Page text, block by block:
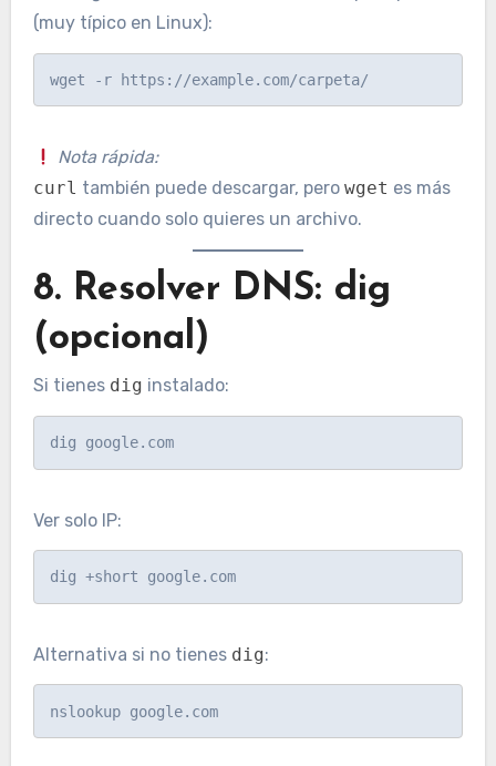
(muy típico en Linux):
Nota rápida:
curl también puede descargar, pero wget es más
directo cuando solo quieres un archivo.
8. Resolver DNS: dig
(opcional)
Si tienes dig instalado:
dig google.com
Ver solo IP:
dig +short google.com
Alternativa si no tienes dig:
nslookup google.com